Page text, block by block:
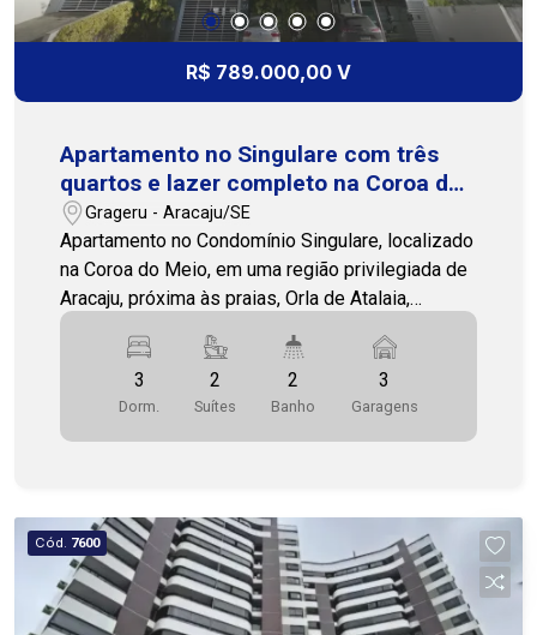
atender! Cohab Premium Imobiliária - PJ 208 (79)
R$ 789.000,00 V
Apartamento no Singulare com três
quartos e lazer completo na Coroa do
Meio
Grageru - Aracaju/SE
Apartamento no Condomínio Singulare, localizado
na Coroa do Meio, em uma região privilegiada de
Aracaju, próxima às praias, Orla de Atalaia,
diversos serviços. O imóvel possui três quartos,
sendo duas suítes, dois banheiros sociais, sala,
varanda, cozinha, área de serviço e três vagas de
garagem, com ambientes bem distribuídos e
piscina adulto e infantil, quadra, parque infantil,
academia e espaço gourmet, garantindo lazer,
segurança e comodidade para toda a família.
Cohab Premium Imobiliária - PJ 208 (79) 3231-
3
Dorm.
2
Suítes
2
Banho
3
Garagens
Cód. 7600